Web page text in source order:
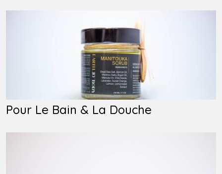
Pour Le Bain & La Douche